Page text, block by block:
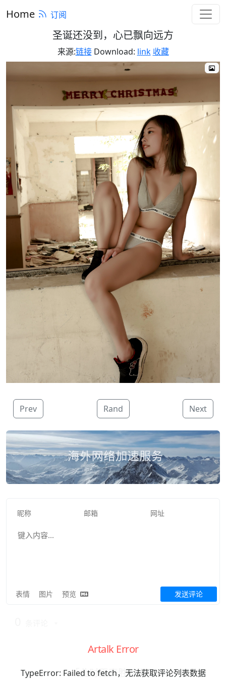
Home 订阅
圣诞还没到，心已飘向远方
来源:链接Download: link 收藏
Prev Rand Next
表情 图片 预览 发送评论
「此时无声胜有声」
Artalk Error
TypeError: Failed to fetch，无法获取评论列表数据